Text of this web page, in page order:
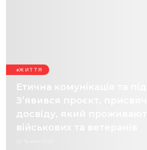
ЖИТТЯ
Етична комунікація та
З’явився проєкт,
досвіду, який проживають
військових та ветеранів